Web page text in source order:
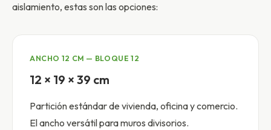
aislamiento, estas son las opciones:
ANCHO 12 CM — BLOQUE 12
12 × 19 × 39 cm
Partición estándar de vivienda, oficina y comercio.
El ancho versátil para muros divisorios.